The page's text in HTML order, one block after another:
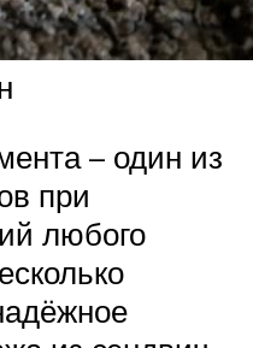
– один из
при
любого